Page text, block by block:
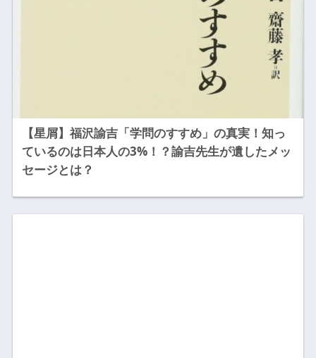
【星屑】福沢諭吉「学問のすすめ」の真実！知っ
ているのは日本人の3%！？諭吉先生が遺したメッ
セージとは？